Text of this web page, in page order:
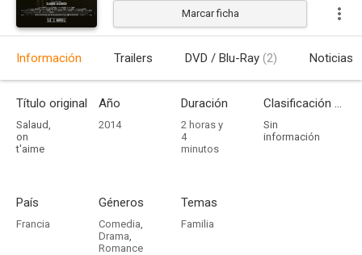
Marcar ficha
Información Trailers DVD / Blu-Ray (2) Noticias
Título original
Salaud,
on
t'aime
Año
2014
Duración
2 horas y
4
minutos
Clasificación por edades
Sin
información
País
Francia
Géneros
Comedia,
Drama,
Romance
Temas
Familia